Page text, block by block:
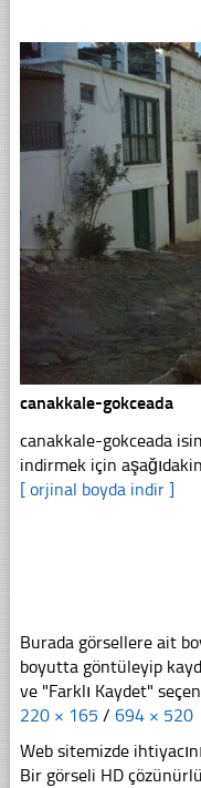
canakkale-gokceada
canakkale-gokceada
indirmek için
[ orjinal boyda indir ]
Burada görsellere ait
boyutta göntüleyip
ve "Farklı Kaydet"
220 × 165 / 694 × 520
Web sitemizde
Bir görseli HD